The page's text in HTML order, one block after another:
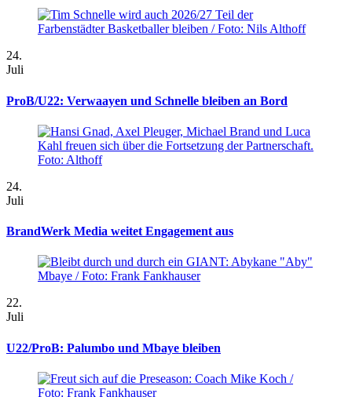
24.
Juli
ProB/U22: Verwaayen und Schnelle bleiben an Bord
24.
Juli
BrandWerk Media weitet Engagement aus
22.
Juli
U22/ProB: Palumbo und Mbaye bleiben